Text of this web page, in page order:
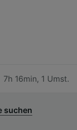
7h 16min, 1 Umst.
suchen